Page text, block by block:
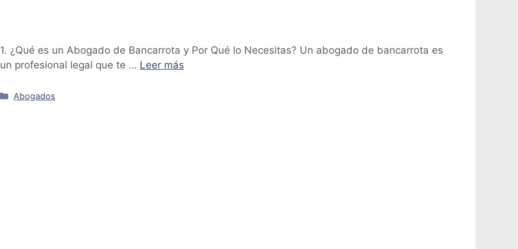
1. ¿Qué es un Abogado de Bancarrota y Por Qué lo Necesitas? Un abogado de bancarrota es
un profesional legal que te … Leer más
Categorías
Abogados